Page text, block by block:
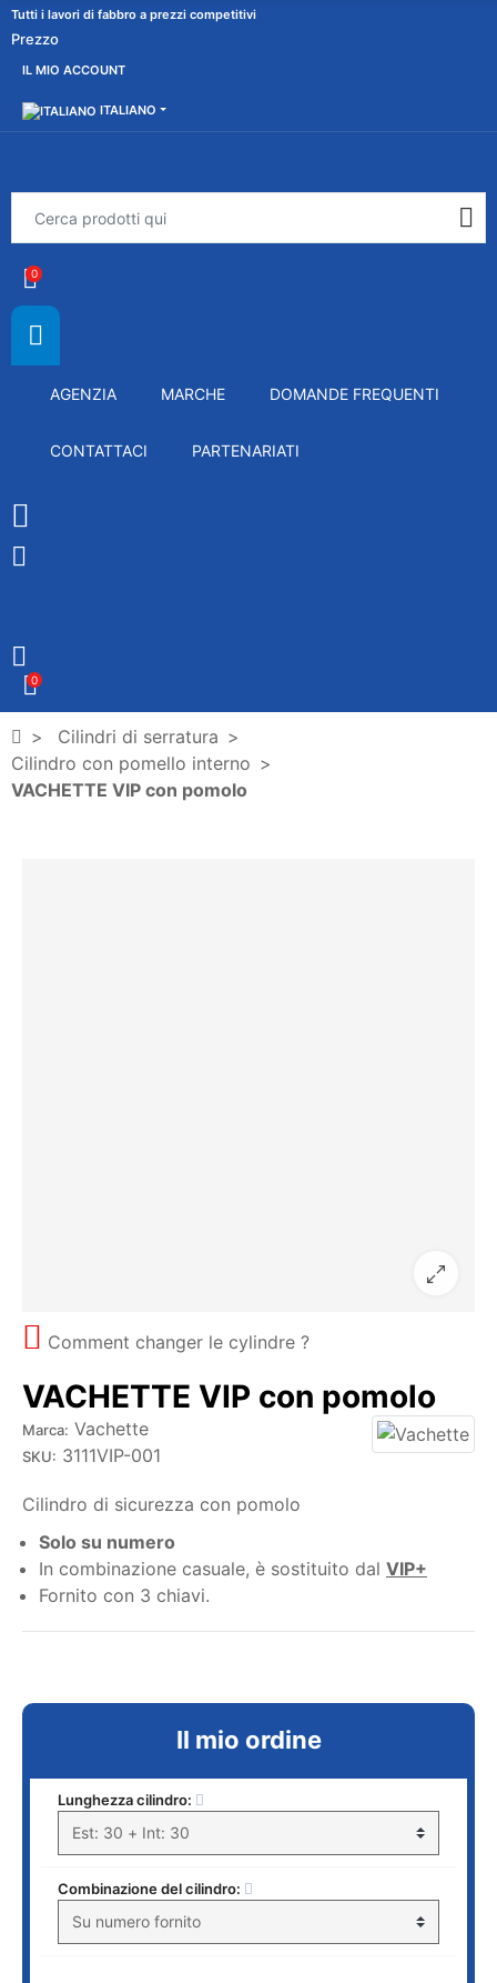
Tutti i lavori di fabbro a prezzi competitivi
Prezzo
IL MIO ACCOUNT
ITALIANO
0
AGENZIA MARCHE DOMANDE FREQUENTI
CONTATTACI PARTENARIATI
0
Cilindri di serratura
Cilindro con pomello interno
VACHETTE VIP con pomolo
Comment changer le cylindre ?
VACHETTE VIP con pomolo
Marca: Vachette
SKU: 3111VIP-001
Cilindro di sicurezza con pomolo
Solo su numero
In combinazione casuale, è sostituito dal VIP+
Fornito con 3 chiavi.
Il mio ordine
Lunghezza cilindro:
Combinazione del cilindro: